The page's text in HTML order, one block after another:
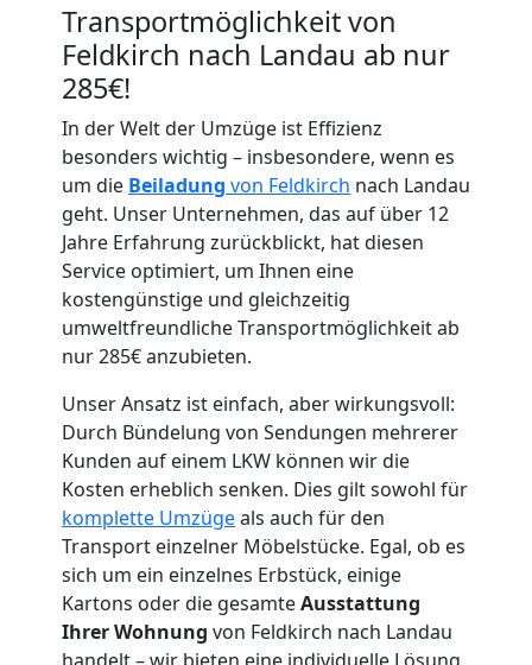
Transportmöglichkeit von
Feldkirch nach Landau ab nur
285€!
In der Welt der Umzüge ist Effizienz
besonders wichtig – insbesondere, wenn es
um die Beiladung von Feldkirch nach Landau
geht. Unser Unternehmen, das auf über 12
Jahre Erfahrung zurückblickt, hat diesen
Service optimiert, um Ihnen eine
kostengünstige und gleichzeitig
umweltfreundliche Transportmöglichkeit ab
nur 285€ anzubieten.
Unser Ansatz ist einfach, aber wirkungsvoll:
Durch Bündelung von Sendungen mehrerer
Kunden auf einem LKW können wir die
Kosten erheblich senken. Dies gilt sowohl für
komplette Umzügeals auch für den
Transport einzelner Möbelstücke. Egal, ob es
sich um ein einzelnes Erbstück, einige
Kartons oder die gesamteAusstattung
Ihrer Wohnung von Feldkirch nach Landau
handelt – wir bieten eine individuelle Lösung,
Umzugshelfer
Feldkirch
Möbeltaxi
Feldkirch
Kleintransport
Feldkirch